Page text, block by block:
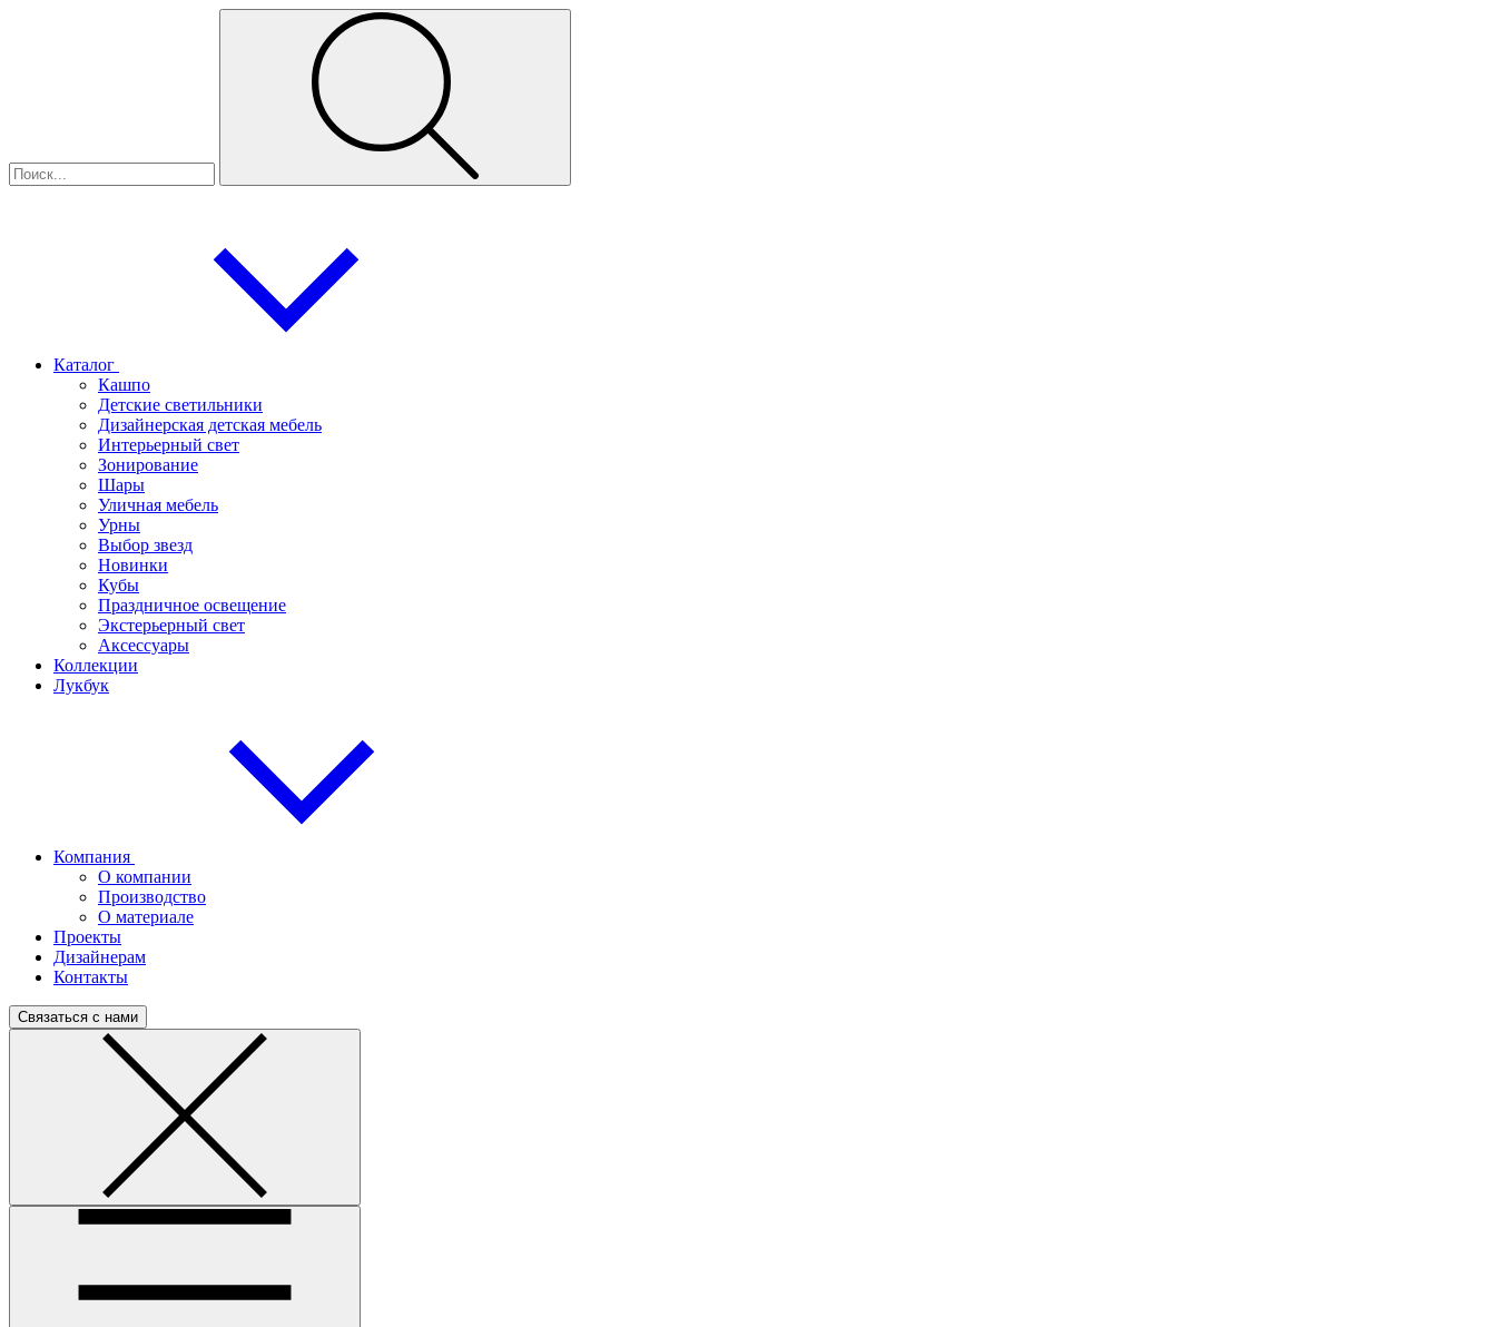
Каталог
Кашпо
Детские светильники
Дизайнерская детская мебель
Интерьерный свет
Зонирование
Шары
Уличная мебель
Урны
Выбор звезд
Новинки
Кубы
Праздничное освещение
Экстерьерный свет
Аксессуары
Коллекции
Лукбук
Компания
О компании
Производство
О материале
Проекты
Дизайнерам
Контакты
Связаться с нами